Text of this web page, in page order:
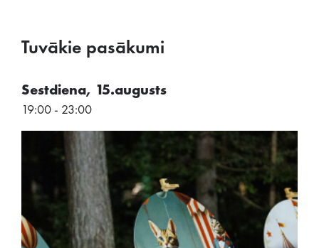
Tuvākie pasākumi
Sestdiena, 15.augusts
19:00 - 23:00